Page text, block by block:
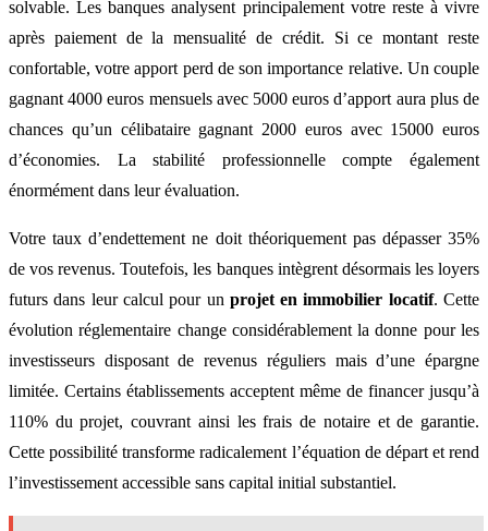
solvable. Les banques analysent principalement votre reste à vivre
après paiement de la mensualité de crédit. Si ce montant reste
confortable, votre apport perd de son importance relative. Un couple
gagnant 4000 euros mensuels avec 5000 euros d’apport aura plus de
chances qu’un célibataire gagnant 2000 euros avec 15000 euros
d’économies. La stabilité professionnelle compte également
énormément dans leur évaluation.
Votre taux d’endettement ne doit théoriquement pas dépasser 35%
de vos revenus. Toutefois, les banques intègrent désormais les loyers
futurs dans leur calcul pour un projet en immobilier locatif. Cette
évolution réglementaire change considérablement la donne pour les
investisseurs disposant de revenus réguliers mais d’une épargne
limitée. Certains établissements acceptent même de financer jusqu’à
110% du projet, couvrant ainsi les frais de notaire et de garantie.
Cette possibilité transforme radicalement l’équation de départ et rend
l’investissement accessible sans capital initial substantiel.